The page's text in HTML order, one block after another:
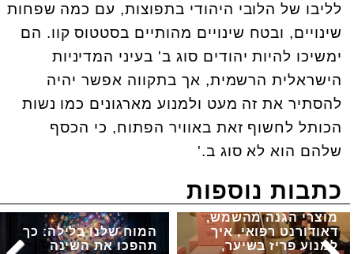
לליבו של הלובי היהודי בתפוצות, עם כמה שפחות
שינויים, ובטח שינויים מהותיים בסטטוס קוו. הם
ימשיכו להיות יהודים סוג ב' בעיני המדיניות
הישראלית הרשמית, אך בתקווה אפשר יהיה
להסתיר את זה מעט ולמנוע מארגונים כמו נשות
הכותל לחשוף זאת באוויר הפתוח, כי הכסף
שלהם הוא לא סוג ב'.
כתבות נוספות
המוח שלנו בלילה: כך
תהפכו את השינה
מוצרי הגנה מהשמש,
דאודורנט רפואי, איך
למנוע פריז בשיער,